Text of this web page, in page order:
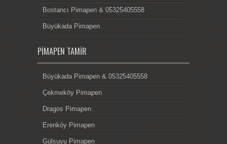
Bostancı Pimapen & 05325405558
Büyükada Pimapen
PIMAPEN TAMIR
Büyükada Pimapen & 05325405558
Çekmeköy Pimapen
Dragos Pimapen
Erenköy Pimapen
Gülsuyu Pimapen